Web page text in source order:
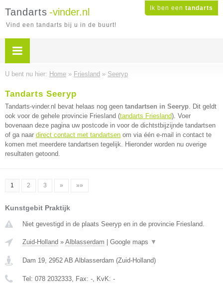
Ik ben een tandarts
Tandarts -vinder.nl
Vind een tandarts bij u in de buurt!
U bent nu hier: Home » Friesland » Seeryp
Tandarts Seeryp
Tandarts-vinder.nl bevat helaas nog geen tandartsen in Seeryp. Dit geldt
ook voor de gehele provincie Friesland (tandarts Friesland). Voer
bovenaan deze pagina uw postcode in voor de dichtstbijzijnde tandartsen
of ga naar direct contact met tandartsen om via één e-mail in contact te
komen met meerdere tandartsen tegelijk. Hieronder worden nu overige
resultaten getoond.
1 2 3 » »»
Kunstgebit Praktijk
Niet gevestigd in de plaats Seeryp en in de provincie Friesland.
Zuid-Holland » Alblasserdam Google maps ▼
Dam 19, 2952 AB Alblasserdam (Zuid-Holland)
Tel: 078 2032333, Fax: -, KvK: -